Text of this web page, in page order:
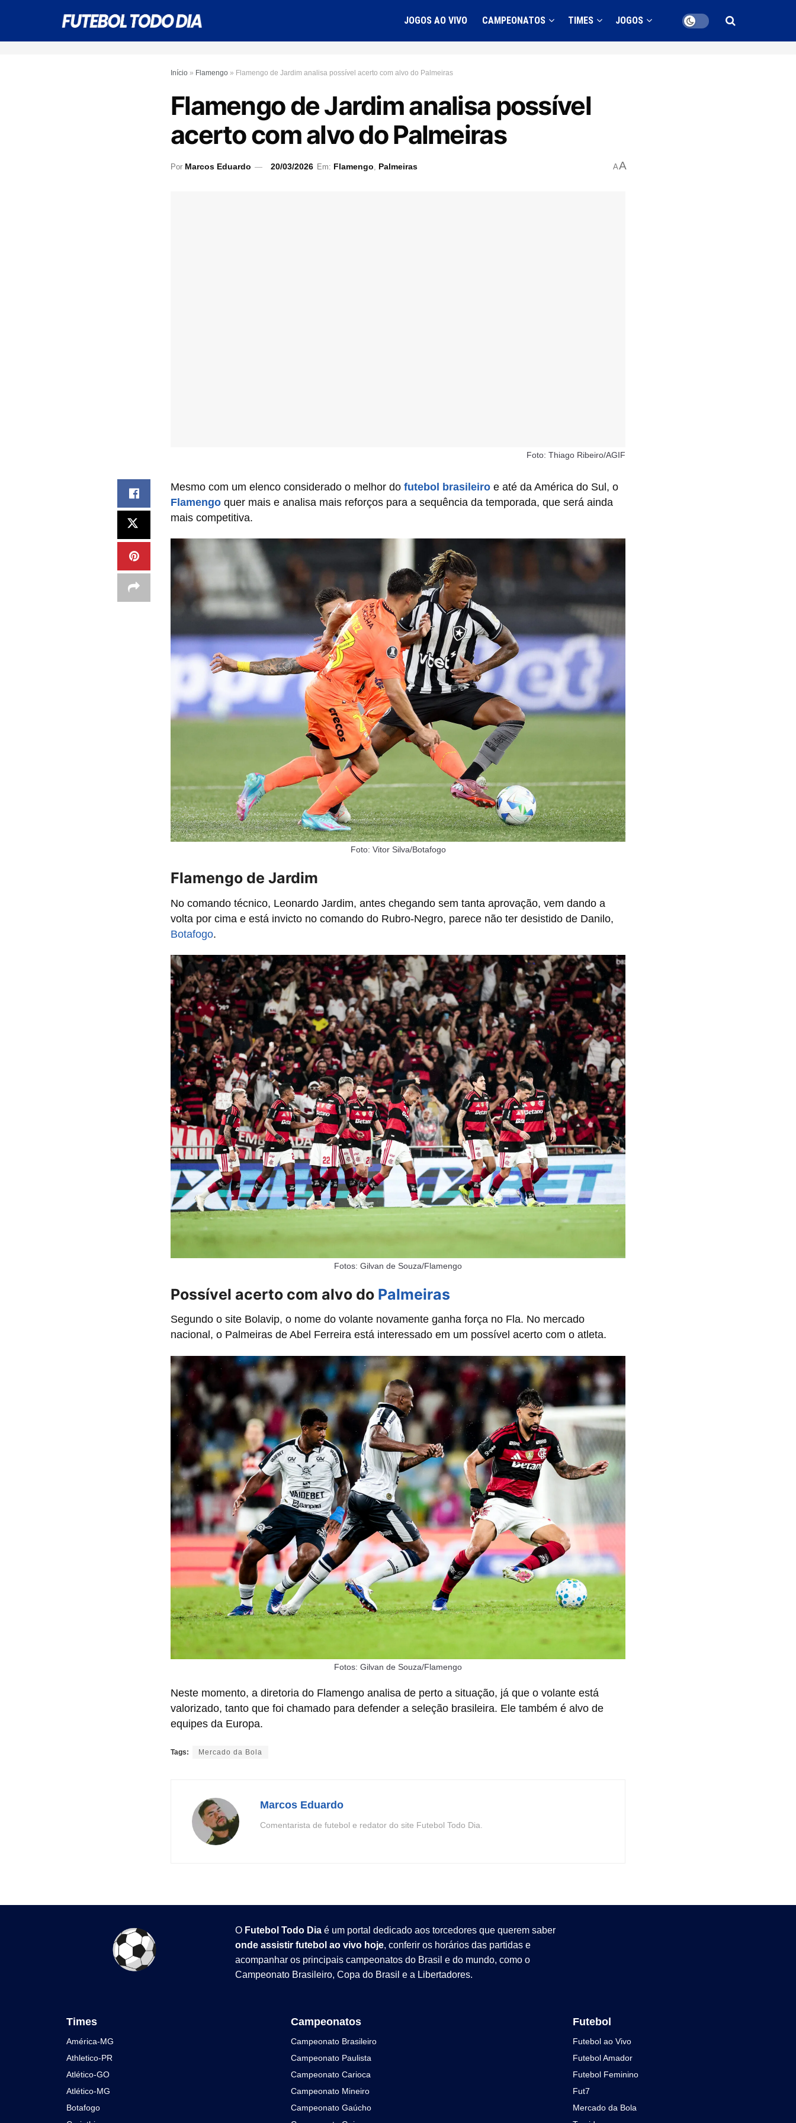
JOGOS AO VIVO CAMPEONATOS TIMES JOGOS
Início » Flamengo » Flamengo de Jardim analisa possível acerto com alvo do Palmeiras
Flamengo de Jardim analisa possível
acerto com alvo do Palmeiras
Por Marcos Eduardo 20/03/2026 Em: Flamengo Palmeiras AA
Foto: Thiago Ribeiro/AGIF
Mesmo com um elenco considerado o melhor do futebol brasileiro e até da América do Sul, o
Flamengo quer mais e analisa mais reforços para a sequência da temporada, que será ainda
mais competitiva.
Foto: Vitor Silva/Botafogo
Flamengo de Jardim
No comando técnico, Leonardo Jardim, antes chegando sem tanta aprovação, vem dando a
volta por cima e está invicto no comando do Rubro-Negro, parece não ter desistido de Danilo,
Botafogo.
Fotos: Gilvan de Souza/Flamengo
Possível acerto com alvo do Palmeiras
Segundo o site Bolavip, o nome do volante novamente ganha força no Fla. No mercado
nacional, o Palmeiras de Abel Ferreira está interessado em um possível acerto com o atleta.
Fotos: Gilvan de Souza/Flamengo
Neste momento, a diretoria do Flamengo analisa de perto a situação, já que o volante está
valorizado, tanto que foi chamado para defender a seleção brasileira. Ele também é alvo de
equipes da Europa.
Tags: Mercado da Bola
Marcos Eduardo
Comentarista de futebol e redator do site Futebol Todo Dia.
O Futebol Todo Dia é um portal dedicado aos torcedores que querem saber
onde assistir futebol ao vivo hoje, conferir os horários das partidas e
acompanhar os principais campeonatos do Brasil e do mundo, como o
Campeonato Brasileiro, Copa do Brasil e a Libertadores.
Times
América-MG
Athletico-PR
Atlético-GO
Atlético-MG
Botafogo
Campeonatos
Campeonato Brasileiro
Campeonato Paulista
Campeonato Carioca
Campeonato Mineiro
Campeonato Gaúcho
Futebol
Futebol ao Vivo
Futebol Amador
Futebol Feminino
Fut7
Mercado da Bola